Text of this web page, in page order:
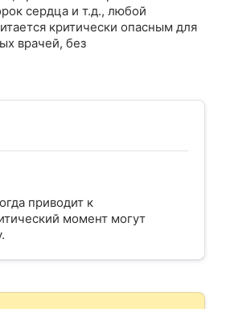
сердца и т.д., любой
критически опасным для
врачей, без
приводит к
момент могут